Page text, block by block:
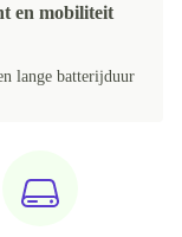
en mobiliteit
lange batterijduur